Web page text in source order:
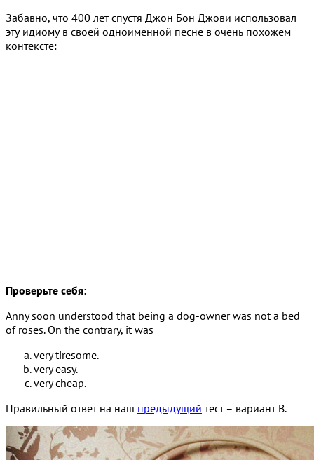
Забавно, что 400 лет спустя Джон Бон Джови использовал
эту идиому в своей одноименной песне в очень похожем
контексте:
Проверьте себя:
Anny soon understood that being a dog-owner was not a bed
of roses. On the contrary, it was
very tiresome.
very easy.
very cheap.
Правильный ответ на наш предыдущий тест – вариант B.